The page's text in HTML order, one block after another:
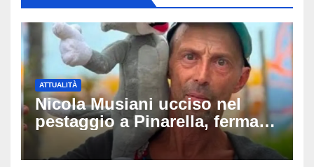
ATTUALITÀ
Nicola Musiani ucciso nel
pestaggio a Pinarella, fermati
quattro giovani: la svolta
dopo video, intercettazioni e